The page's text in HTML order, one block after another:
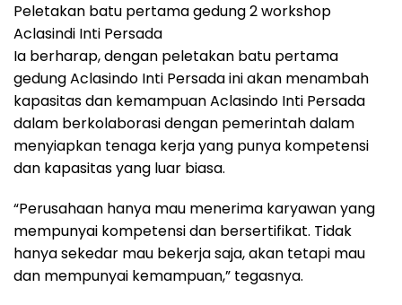
Peletakan batu pertama gedung 2 workshop
Aclasindi Inti Persada
Ia berharap, dengan peletakan batu pertama
gedung Aclasindo Inti Persada ini akan menambah
kapasitas dan kemampuan Aclasindo Inti Persada
dalam berkolaborasi dengan pemerintah dalam
menyiapkan tenaga kerja yang punya kompetensi
dan kapasitas yang luar biasa.
“Perusahaan hanya mau menerima karyawan yang
mempunyai kompetensi dan bersertifikat. Tidak
hanya sekedar mau bekerja saja, akan tetapi mau
dan mempunyai kemampuan,” tegasnya.